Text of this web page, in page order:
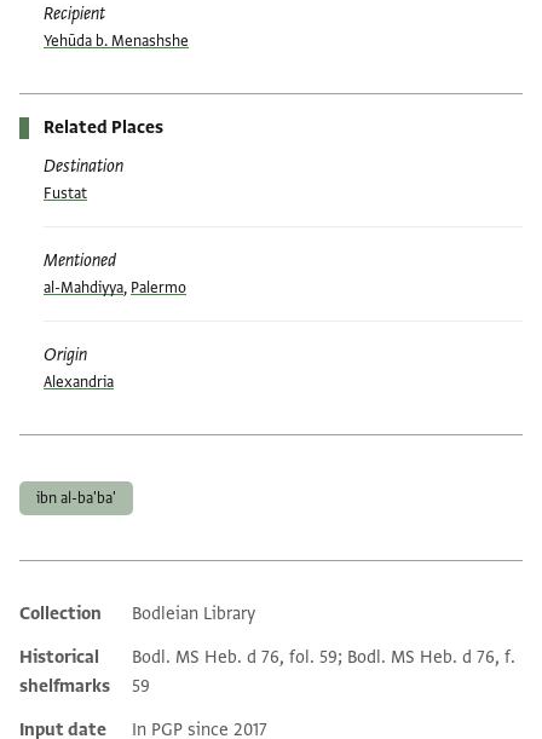
Recipient
Yehūda b. Menashshe
Related Places
Destination
Fustat
Mentioned
al-Mahdiyya, Palermo
Origin
Alexandria
ibn al-ba'ba'
Additional metadata
Collection
Bodleian Library
Historical
shelfmarks
Bodl. MS Heb. d 76, fol. 59; Bodl. MS Heb. d 76, f.
59
Input date
In PGP since 2017